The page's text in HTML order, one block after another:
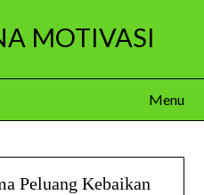
MOTIVASI
Menu
Peluang Kebaikan